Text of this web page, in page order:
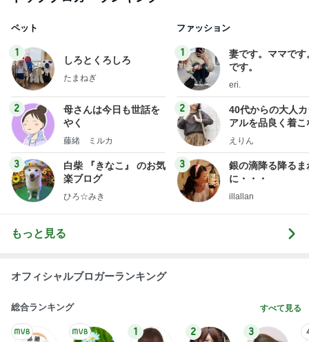
ペット
1
しろとくろしろ
たまねぎ
2
母さんは今日も世話を
やく
藤緒 ミルカ
3
白柴 『きなこ』 のお気
楽ブログ
ひろ☆みき
ファッション
1
妻です。ママです
です。
eri.
2
40代からの大人
アルを品良く着こ
ファッションブロ
えりん
3
銀の滴降る降るま
に・・・
illallan
もっと見る
オフィシャルブロガーランキング
総合ランキング すべて見る
1 2 3